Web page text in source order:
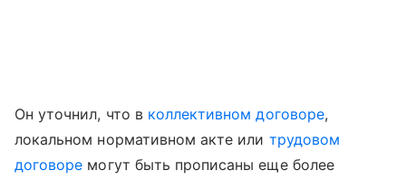
Он уточнил, что в коллективном договоре,
локальном нормативном акте или трудовом
договоре могут быть прописаны еще более